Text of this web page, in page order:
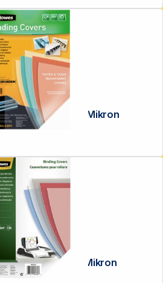
Deckblatt A4 transparent 200 Mikron
Deckblatt A4 transparent 150 Mikron
Sie uns auf